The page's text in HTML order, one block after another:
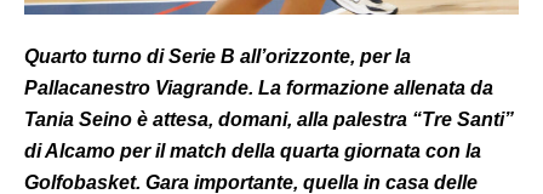
Quarto turno di Serie B all’orizzonte, per la
Pallacanestro Viagrande. La formazione allenata da
Tania Seino è attesa, domani, alla palestra “Tre Santi”
di Alcamo per il match della quarta giornata con la
Golfobasket. Gara importante, quella in casa delle